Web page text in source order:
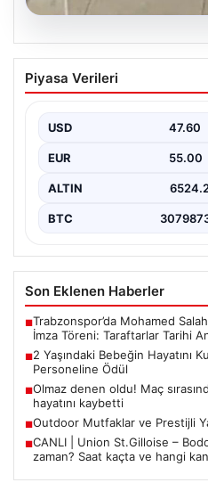
2 Yaşındaki Bebeğin
Havalimanı
bir olayda, 2 yaşındaki Liam
Piyasa Verileri
USD 47.60
EUR 55.00
ALTIN
BTC
Son Eklenen Haberler
■Trabzonspor’da Mohamed
İmza Töreni: Taraftarlar Tarihi
■2 Yaşındaki Bebeğin Hayatını
Personeline Ödül
■Olmaz denen oldu! Maç
hayatını kaybetti
■Outdoor Mutfaklar ve Prestijli
■CANLI | Union St.Gilloise –
zaman? Saat kaçta ve hangi